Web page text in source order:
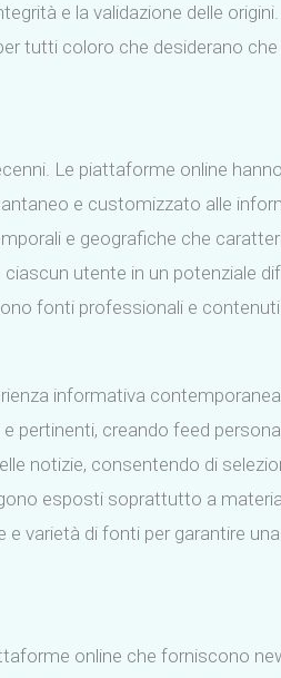
e la validazione delle
tutti coloro che desiderano che
Le piattaforme online
e customizzato alle
e geografiche che
utente in un potenziale
fonti professionali e
informativa
pertinenti, creando feed
notizie, consentendo di
esposti soprattutto a
varietà di fonti per garantire
online che forniscono